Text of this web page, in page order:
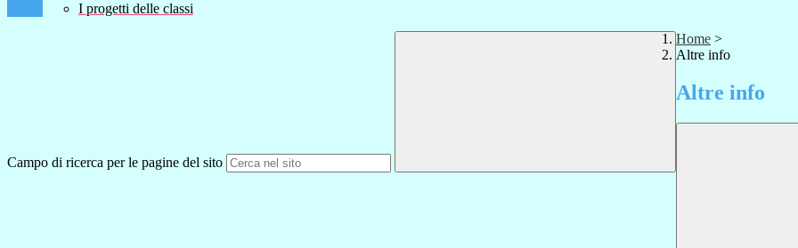
I progetti delle classi
Campo di ricerca per le pagine del sito
Home >
Altre info
Altre info